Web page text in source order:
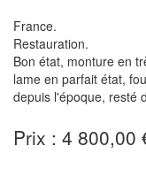
France.
Restauration.
Bon état, monture en
lame en parfait état,
depuis l'époque, resté
Prix : 4 800,00